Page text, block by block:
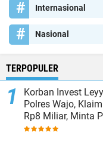
Internasional
Nasional
TERPOPULER
Korban Invest
Polres Wajo,
Rp8 Miliar, Minta
Dituntaskan